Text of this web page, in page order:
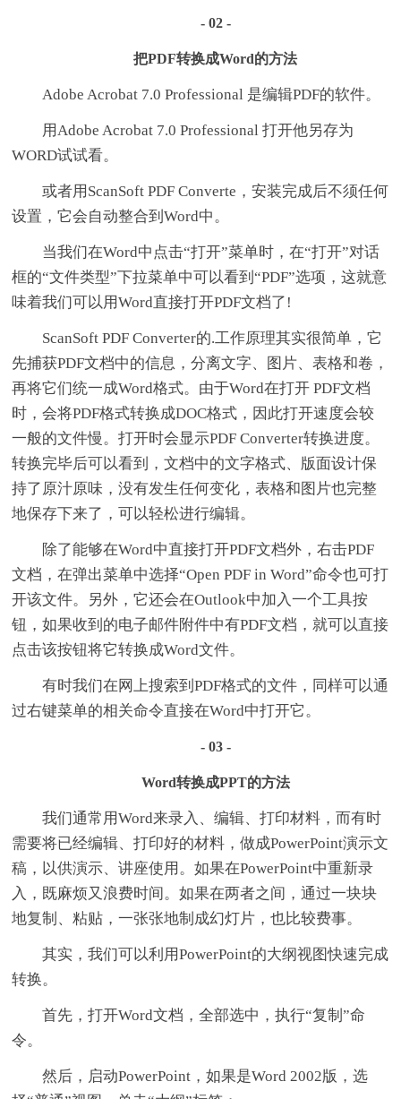
- 02 -
把PDF转换成Word的方法
Adobe Acrobat 7.0 Professional 是编辑PDF的软件。
用Adobe Acrobat 7.0 Professional 打开他另存为
WORD试试看。
或者用ScanSoft PDF Converte，安装完成后不须任何
设置，它会自动整合到Word中。
当我们在Word中点击“打开”菜单时，在“打开”对话
框的“文件类型”下拉菜单中可以看到“PDF”选项，这就意
味着我们可以用Word直接打开PDF文档了!
ScanSoft PDF Converter的.工作原理其实很简单，它
先捕获PDF文档中的信息，分离文字、图片、表格和卷，
再将它们统一成Word格式。由于Word在打开 PDF文档
时，会将PDF格式转换成DOC格式，因此打开速度会较
一般的文件慢。打开时会显示PDF Converter转换进度。
转换完毕后可以看到，文档中的文字格式、版面设计保
持了原汁原味，没有发生任何变化，表格和图片也完整
地保存下来了，可以轻松进行编辑。
除了能够在Word中直接打开PDF文档外，右击PDF
文档，在弹出菜单中选择“Open PDF in Word”命令也可打
开该文件。另外，它还会在Outlook中加入一个工具按
钮，如果收到的电子邮件附件中有PDF文档，就可以直接
点击该按钮将它转换成Word文件。
有时我们在网上搜索到PDF格式的文件，同样可以通
过右键菜单的相关命令直接在Word中打开它。
- 03 -
Word转换成PPT的方法
我们通常用Word来录入、编辑、打印材料，而有时
需要将已经编辑、打印好的材料，做成PowerPoint演示文
稿，以供演示、讲座使用。如果在PowerPoint中重新录
入，既麻烦又浪费时间。如果在两者之间，通过一块块
地复制、粘贴，一张张地制成幻灯片，也比较费事。
其实，我们可以利用PowerPoint的大纲视图快速完成
转换。
首先，打开Word文档，全部选中，执行“复制”命
令。
然后，启动PowerPoint，如果是Word 2002版，选